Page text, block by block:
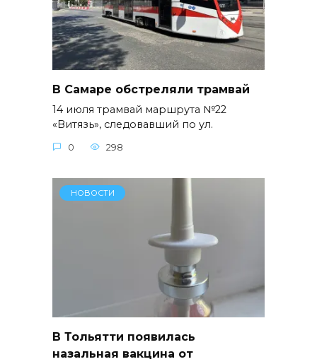
В Самаре обстреляли трамвай
14 июля трамвай маршрута №22
«Витязь», следовавший по ул.
0 298
НОВОСТИ
В Тольятти появилась
назальная вакцина от